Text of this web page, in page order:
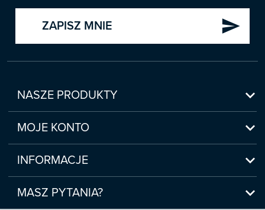
ZAPISZ MNIE send
NASZE PRODUKTY 
Nowości
Zapowiedzi
Bestsellery
Czasopisma
Webinaria/Szkolenia
Prawo Pracy i ZUS
Podatki
MOJE KONTO 
Moje konto
Moje produkty
Historia zakupów
Moje zgody
INFORMACJE 
Regulamin sklepu internetowego
(www.sklep.infor.pl)
Płatność
MASZ PYTANIA? 
bok@infor.pl